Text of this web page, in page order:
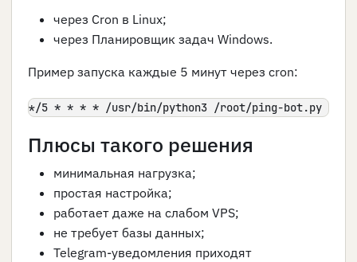
через Cron в Linux;
через Планировщик задач Windows.
Пример запуска каждые 5 минут через cron:
*/5 * * * * /usr/bin/python3 /root/ping-bot.py
Плюсы такого решения
минимальная нагрузка;
простая настройка;
работает даже на слабом VPS;
не требует базы данных;
Telegram-уведомления приходят